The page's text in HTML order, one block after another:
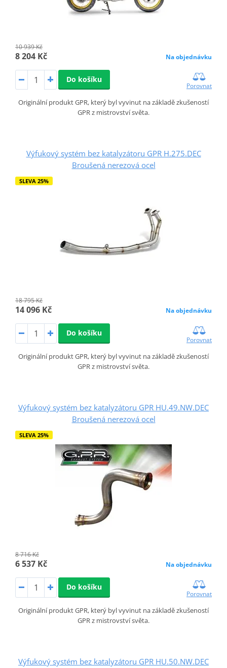
10 939 Kč
8 204 Kč Na objednávku
Do košíku
Porovnat
Originální produkt GPR, který byl vyvinut na základě zkušeností
GPR z mistrovství světa.
Výfukový systém bez katalyzátoru GPR H.275.DEC
Broušená nerezová ocel
SLEVA 25%
18 795 Kč
14 096 Kč Na objednávku
Do košíku
Porovnat
Originální produkt GPR, který byl vyvinut na základě zkušeností
GPR z mistrovství světa.
Výfukový systém bez katalyzátoru GPR HU.49.NW.DEC
Broušená nerezová ocel
SLEVA 25%
8 716 Kč
6 537 Kč Na objednávku
Do košíku
Porovnat
Originální produkt GPR, který byl vyvinut na základě zkušeností
GPR z mistrovství světa.
Výfukový systém bez katalyzátoru GPR HU.50.NW.DEC